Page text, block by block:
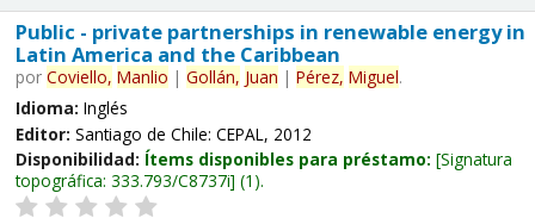
Public - private partnerships in renewable energy in
Latin America and the Caribbean
por Coviello, Manlio | Gollán, Juan | Pérez, Miguel.
Idioma: Inglés
Editor: Santiago de Chile: CEPAL, 2012
Disponibilidad: Ítems disponibles para préstamo: Signatura
topográfica: 333.793/C8737i (1).